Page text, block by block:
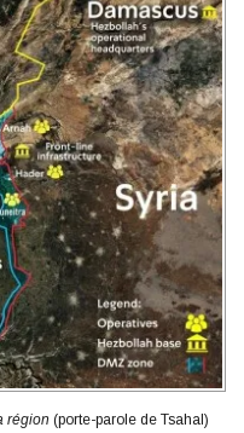
région (porte-parole de Tsahal)